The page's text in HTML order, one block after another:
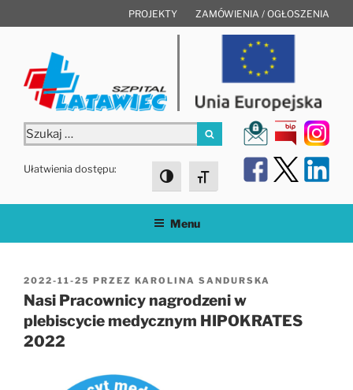
do
PROJEKTY ZAMÓWIENIA / OGŁOSZENIA
Szukaj:
Szukaj
Ułatwienia dostępu:
Toggle High Contrast
Toggle Font size
Menu
OPUBLIKOWANE
W
2022-11-25 PRZEZ KAROLINA SANDURSKA
Nasi Pracownicy nagrodzeni w
plebiscycie medycznym HIPOKRATES
2022